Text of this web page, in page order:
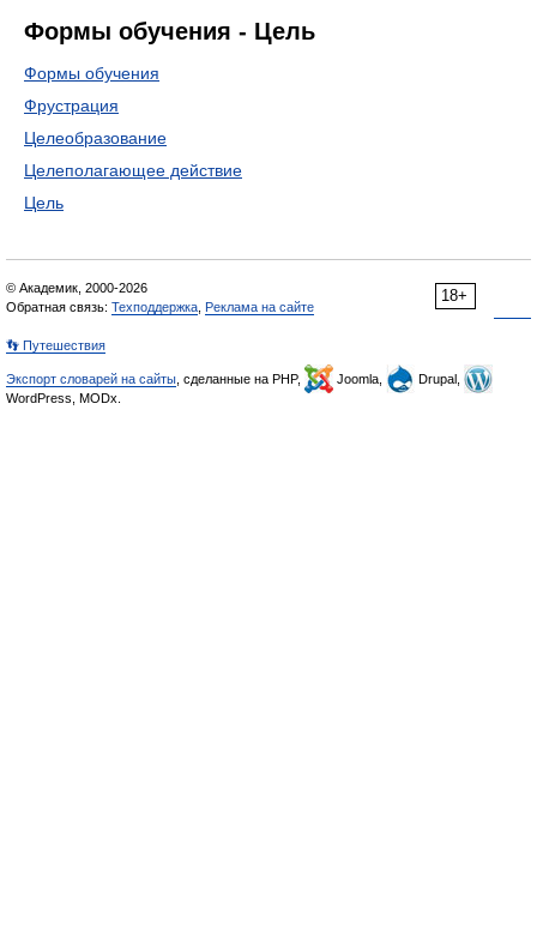
Формы обучения - Цель
Формы обучения
Фрустрация
Целеобразование
Целеполагающее действие
Цель
18+
© Академик, 2000-2026
Обратная связь: Техподдержка Реклама на сайте
👣 Путешествия
Экспорт словарей на сайты , сделанные на PHP, Joomla,
Drupal,
WordPress, MODx.